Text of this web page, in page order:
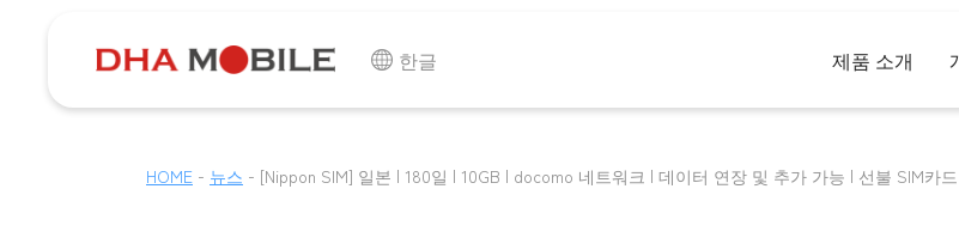
한글 제품 소개
HOME - 뉴스 - [Nippon SIM] 일본 | 180일 | 10GB | docomo 네트워크 | 데이터 연장 및 추가 가능 | 선불 SIM카드